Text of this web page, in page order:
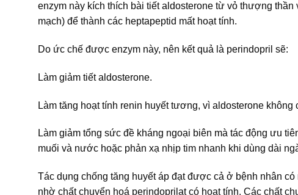
enzym này kích thích bài tiết aldosterone từ vỏ thượng
mạch) để thành các heptapeptid mất hoạt tính.
Do ức chế được enzym này, nên kết quả là perindopril sẽ:
Làm giảm tiết aldosterone.
Làm tăng hoạt tính renin huyết tương, vì aldosterone không
Làm giảm tổng sức đề kháng ngoại biên mà tác động ưu
muối và nước hoặc phản xạ nhịp tim nhanh khi dùng dài
Tác dụng chống tăng huyết áp đạt được cả ở bệnh nhân
nhờ chất chuyển hoá perindoprilat có hoạt tính. Các chất